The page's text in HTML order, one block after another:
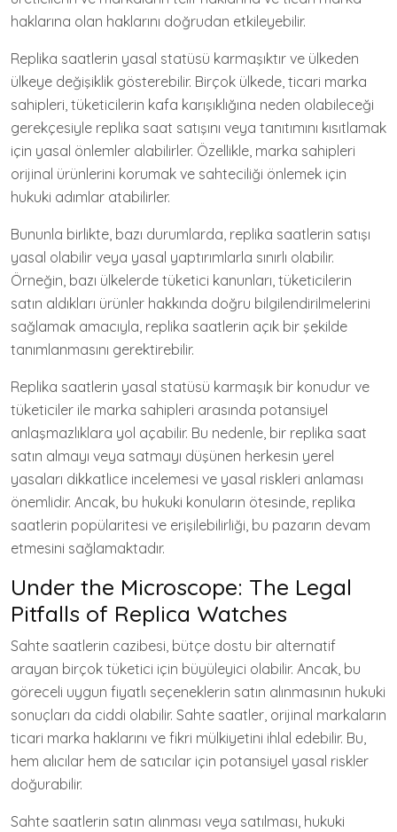
haklarına olan haklarını doğrudan etkileyebilir.
Replika saatlerin yasal statüsü karmaşıktır ve ülkeden
ülkeye değişiklik gösterebilir. Birçok ülkede, ticari marka
sahipleri, tüketicilerin kafa karışıklığına neden olabileceği
gerekçesiyle replika saat satışını veya tanıtımını kısıtlamak
için yasal önlemler alabilirler. Özellikle, marka sahipleri
orijinal ürünlerini korumak ve sahteciliği önlemek için
hukuki adımlar atabilirler.
Bununla birlikte, bazı durumlarda, replika saatlerin satışı
yasal olabilir veya yasal yaptırımlarla sınırlı olabilir.
Örneğin, bazı ülkelerde tüketici kanunları, tüketicilerin
satın aldıkları ürünler hakkında doğru bilgilendirilmelerini
sağlamak amacıyla, replika saatlerin açık bir şekilde
tanımlanmasını gerektirebilir.
Replika saatlerin yasal statüsü karmaşık bir konudur ve
tüketiciler ile marka sahipleri arasında potansiyel
anlaşmazlıklara yol açabilir. Bu nedenle, bir replika saat
satın almayı veya satmayı düşünen herkesin yerel
yasaları dikkatlice incelemesi ve yasal riskleri anlaması
önemlidir. Ancak, bu hukuki konuların ötesinde, replika
saatlerin popülaritesi ve erişilebilirliği, bu pazarın devam
etmesini sağlamaktadır.
Under the Microscope: The Legal
Pitfalls of Replica Watches
Sahte saatlerin cazibesi, bütçe dostu bir alternatif
arayan birçok tüketici için büyüleyici olabilir. Ancak, bu
göreceli uygun fiyatlı seçeneklerin satın alınmasının hukuki
sonuçları da ciddi olabilir. Sahte saatler, orijinal markaların
ticari marka haklarını ve fikri mülkiyetini ihlal edebilir. Bu,
hem alıcılar hem de satıcılar için potansiyel yasal riskler
doğurabilir.
Sahte saatlerin satın alınması veya satılması, hukuki